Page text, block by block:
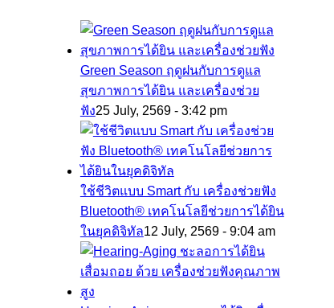
Green Season ฤดูฝนกับการดูแล
สุขภาพการได้ยิน และเครื่องช่วย
ฟัง25 July, 2569 - 3:42 pm
ใช้ชีวิตแบบ Smart กับ เครื่องช่วยฟัง
Bluetooth® เทคโนโลยีช่วยการได้ยิน
ในยุคดิจิทัล12 July, 2569 - 9:04 am